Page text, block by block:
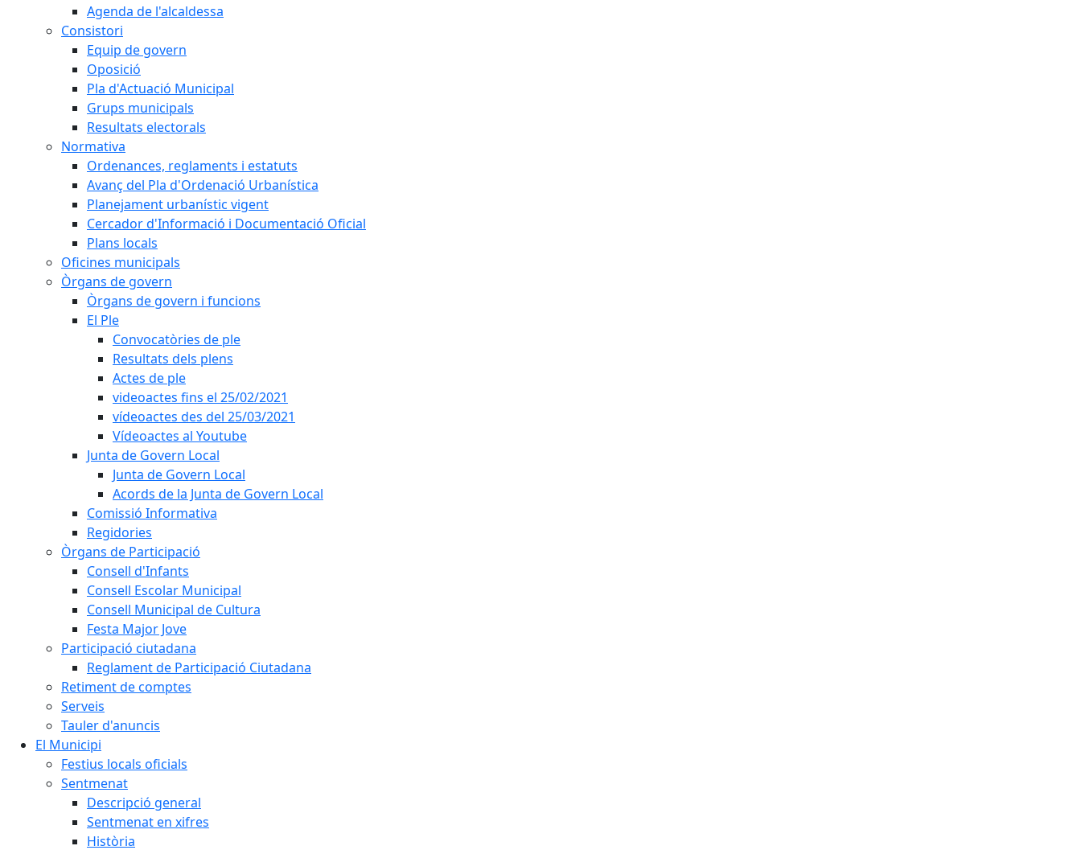
Agenda de l'alcaldessa
Consistori
Equip de govern
Oposició
Pla d'Actuació Municipal
Grups municipals
Resultats electorals
Normativa
Ordenances, reglaments i estatuts
Avanç del Pla d'Ordenació Urbanística
Planejament urbanístic vigent
Cercador d'Informació i Documentació Oficial
Plans locals
Oficines municipals
Òrgans de govern
Òrgans de govern i funcions
El Ple
Convocatòries de ple
Resultats dels plens
Actes de ple
videoactes fins el 25/02/2021
vídeoactes des del 25/03/2021
Vídeoactes al Youtube
Junta de Govern Local
Junta de Govern Local
Acords de la Junta de Govern Local
Comissió Informativa
Regidories
Òrgans de Participació
Consell d'Infants
Consell Escolar Municipal
Consell Municipal de Cultura
Festa Major Jove
Participació ciutadana
Reglament de Participació Ciutadana
Retiment de comptes
Serveis
Tauler d'anuncis
El Municipi
Festius locals oficials
Sentmenat
Descripció general
Sentmenat en xifres
Història